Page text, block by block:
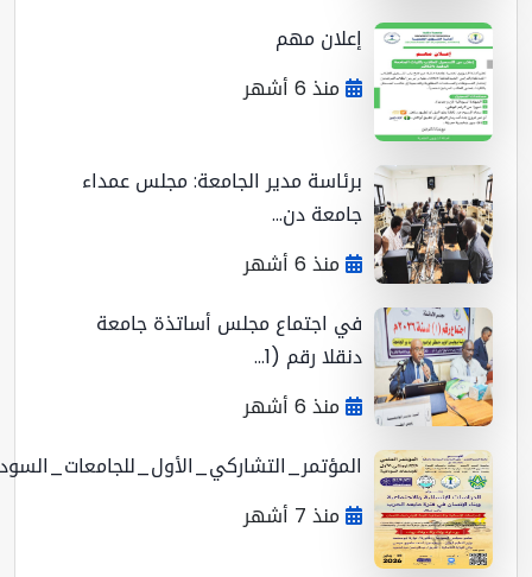
إعلان مهم
منذ 6 أشهر
برئاسة مدير الجامعة: مجلس عمداء
جامعة دن...
منذ 6 أشهر
في اجتماع مجلس أساتذة جامعة
دنقلا رقم (1...
منذ 6 أشهر
المؤتمر_التشاركي_الأول_للجامعات_السوداني...
منذ 7 أشهر